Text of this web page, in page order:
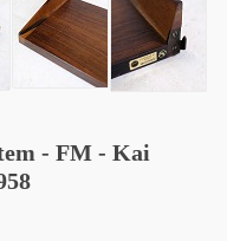
- FM - Kai